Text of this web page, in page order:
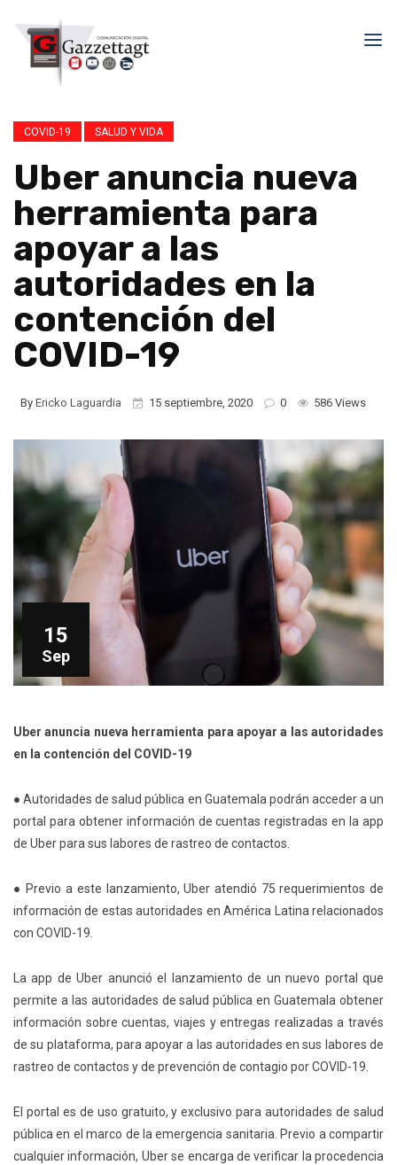
COVID-19 SALUD Y VIDA
Uber anuncia nueva
herramienta para
apoyar a las
autoridades en la
contención del
COVID-19
By Ericko Laguardia 15 septiembre, 2020 0 586 Views
15
Sep
Uber anuncia nueva herramienta para apoyar a las autoridades
en la contención del COVID-19
● Autoridades de salud pública en Guatemala podrán acceder a un
portal para obtener información de cuentas registradas en la app
de Uber para sus labores de rastreo de contactos.
● Previo a este lanzamiento, Uber atendió 75 requerimientos de
información de estas autoridades en América Latina relacionados
con COVID-19.
La app de Uber anunció el lanzamiento de un nuevo portal que
permite a las autoridades de salud pública en Guatemala obtener
información sobre cuentas, viajes y entregas realizadas a través
de su plataforma, para apoyar a las autoridades en sus labores de
rastreo de contactos y de prevención de contagio por COVID-19.
El portal es de uso gratuito, y exclusivo para autoridades de salud
pública en el marco de la emergencia sanitaria. Previo a compartir
cualquier información, Uber se encarga de verificar la procedencia